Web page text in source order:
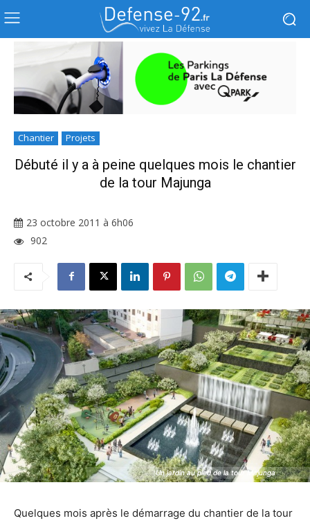
Chantier Projets
Débuté il y a à peine quelques mois le chantier
de la tour Majunga
23 octobre 2011 à 6h06
902
Un jardin au pied de la tour Majunga
Un jardin au pied de la tour Majunga
Quelques mois après le démarrage du chantier de la tour